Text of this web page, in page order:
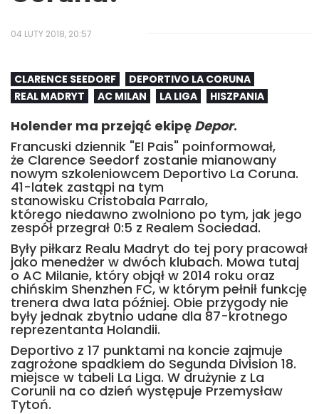
04 LUTY 2018, 20:57
CLARENCE SEEDORF
DEPORTIVO LA CORUNA
REAL MADRYT
AC MILAN LA LIGA HISZPANIA
Holender ma przejąć ekipę Depor.
Francuski dziennik "El Pais" poinformował,
że Clarence Seedorf zostanie mianowany
nowym szkoleniowcem Deportivo La Coruna.
41-latek zastąpi na tym
stanowisku Cristobala Parralo,
którego niedawno zwolniono po tym, jak jego
zespół przegrał 0:5 z Realem Sociedad.
Były piłkarz Realu Madryt do tej pory pracował
jako menedżer w dwóch klubach. Mowa tutaj
o AC Milanie, który objął w 2014 roku oraz
chińskim Shenzhen FC, w którym pełnił funkcję
trenera dwa lata później. Obie przygody nie
były jednak zbytnio udane dla 87-krotnego
reprezentanta Holandii.
Deportivo z 17 punktami na koncie zajmuje
zagrożone spadkiem do Segunda Division 18.
miejsce w tabeli La Liga. W drużynie z La
Corunii na co dzień występuje Przemysław
Tytoń.